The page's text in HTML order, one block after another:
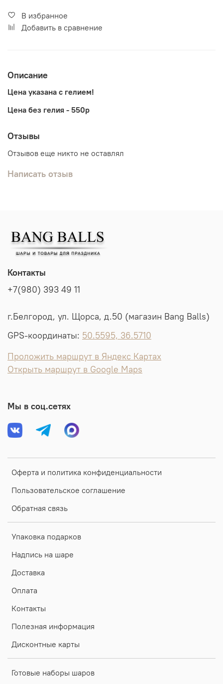
В избранное
Добавить в сравнение
Описание
Цена указана с гелием!
Цена без гелия - 550р
Отзывы
Отзывов еще никто не оставлял
Написать отзыв
Оферта и политика конфиденциальности
Пользовательское соглашение
Обратная связь
Упаковка подарков
Надпись на шаре
Доставка
Оплата
Контакты
Полезная информация
Дисконтные карты
Готовые наборы шаров
Контакты
+7(980) 393 49 11
г.Белгород, ул. Щорса, д.50 (магазин Bang Balls)
GPS-координаты: 50.5595, 36.5710
Проложить маршрут в Яндекс Картах
Открыть маршрут в Google Maps
Мы в соц.сетях